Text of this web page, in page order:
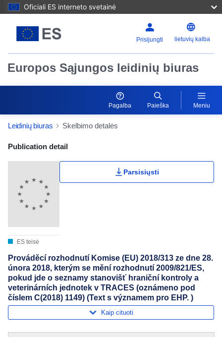
Oficiali ES interneto svetainė
Prisijungti lietuvių kalba
Europos Sąjungos leidinių biuras
Pagalba Paieška Meniu
Leidinių biuras Skelbimo detalės
Publication Detail Actions Portlet
Publication detail
ES teisė
Parsisiųsti
Prováděcí rozhodnutí Komise (EU) 2018/313 ze dne 28.
února 2018, kterým se mění rozhodnutí 2009/821/ES,
pokud jde o seznamy stanovišť hraniční kontroly a
veterinárních jednotek v TRACES (oznámeno pod
číslem C(2018) 1149) (Text s významem pro EHP. )
Kaip cituoti